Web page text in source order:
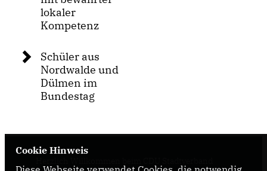
lokaler
Kompetenz
Schüler aus
Nordwalde und
Dülmen im
Bundestag
Cookie Hinweis